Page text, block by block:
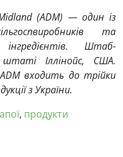
(ADM) — один із
та
інгредієнтів. Штаб-
Іллінойс, США.
входить до трійки
з України.
, продукти